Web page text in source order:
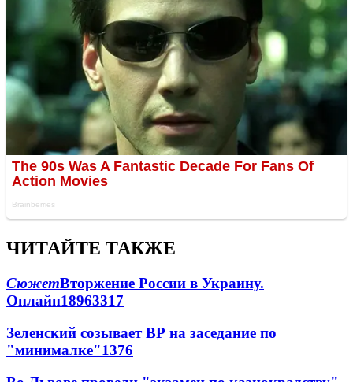
ЧИТАЙТЕ ТАКЖЕ
СюжетВторжение России в Украину.
Онлайн18963317
Зеленский созывает ВР на заседание по
"минималке"1376